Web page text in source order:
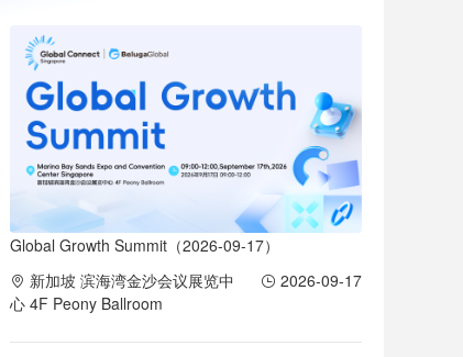
Global Growth Summit（2026-09-17）
新加坡 滨海湾金沙会议展览中
心 4F Peony Ballroom
2026-09-17